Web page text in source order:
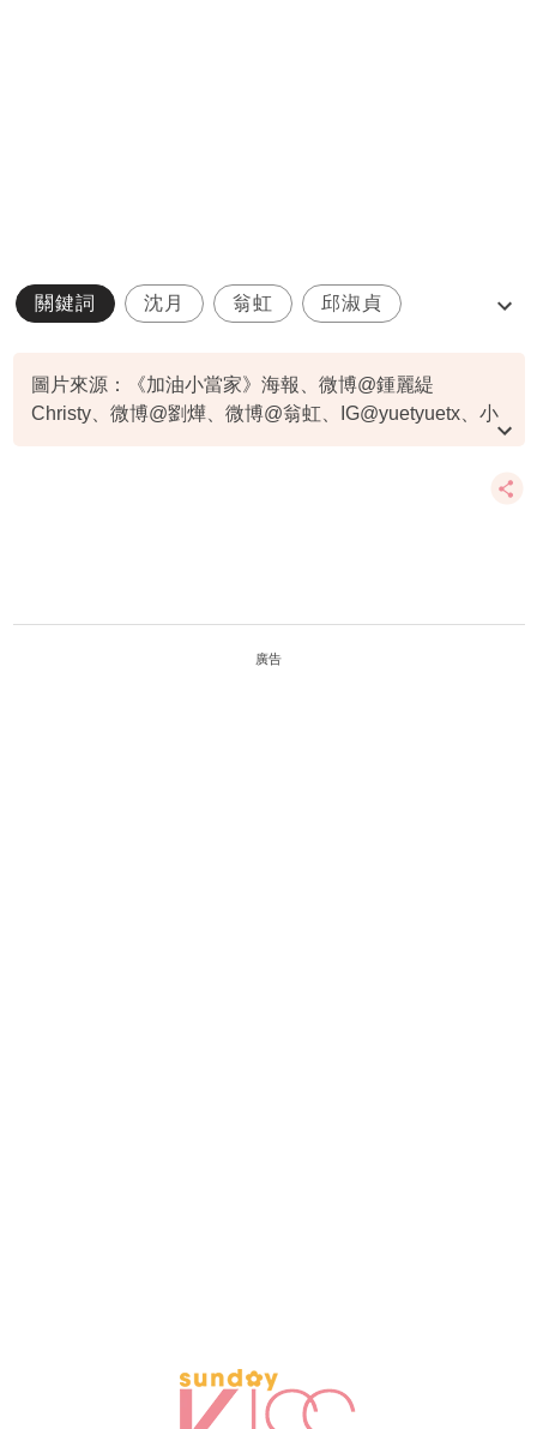
關鍵詞 沈月 翁虹 邱淑貞
圖片來源：《加油小當家》海報、微博@鍾麗緹
Christy、微博@劉燁、微博@翁虹、IG@yuetyuetx、小
廣告